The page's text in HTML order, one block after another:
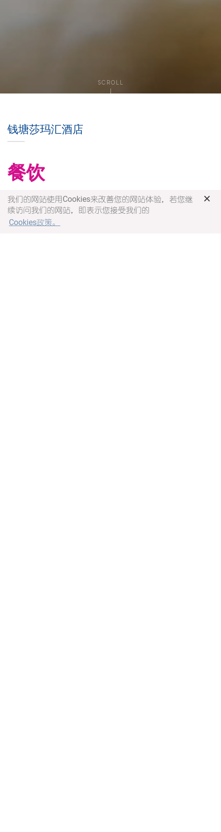
我们的网站使用Cookies来改善您的网站体验，若您继
续访问我们的网站，即表示您接受我们的
Cookies政策。
×
SCROLL
钱塘莎玛汇酒店
餐饮
在繁忙的工作日，你可以选择在房间里点餐，或者前往
开放的汇餐厅享用丰盛的欧陆式和亚洲风味自助早餐，
用美味唤醒大脑，带来一天的充沛精力。还可以，在一